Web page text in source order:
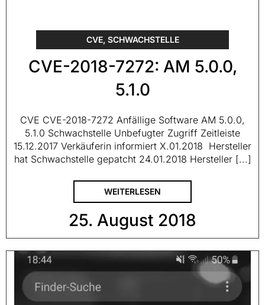
CVE, SCHWACHSTELLE
CVE-2018-7272: AM 5.0.0,
5.1.0
CVE CVE-2018-7272 Anfällige Software AM 5.0.0,
5.1.0 Schwachstelle Unbefugter Zugriff Zeitleiste
15.12.2017 Verkäuferin informiert X.01.2018 Hersteller
hat Schwachstelle gepatcht 24.01.2018 Hersteller [...]
WEITERLESEN
25. August 2018